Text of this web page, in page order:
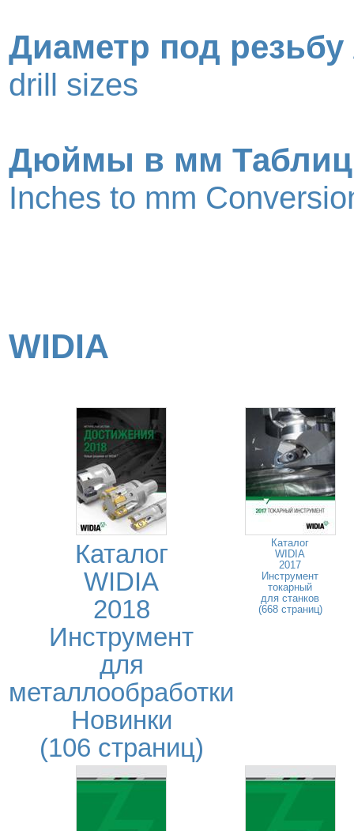
Диаметр под резьбу
drill sizes
Дюймы в мм
Inches to mm
WIDIA
Каталог
WIDIA
2018
Инструмент
для
металлообработки
Новинки
(106 страниц)
Каталог
WIDIA
2017
Инструмент
токарный
для станков
(668 страниц)